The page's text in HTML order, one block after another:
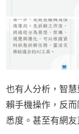
也有人分析，智
賴手機操作，反
悉度。甚至有網友